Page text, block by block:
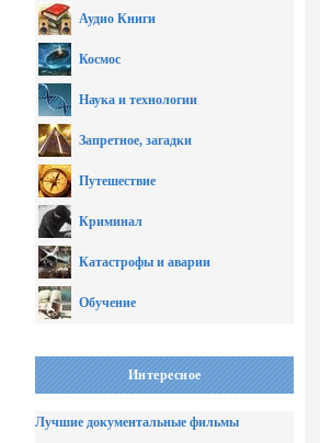
Аудио Книги
Космос
Наука и технологии
Запретное, загадки
Путешествие
Криминал
Катастрофы и аварии
Обучение
Интересное
Лучшие документальные фильмы